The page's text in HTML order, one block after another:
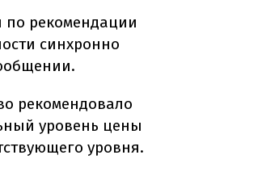
по рекомендации
синхронно
рекомендовало
уровень цены
уровня.